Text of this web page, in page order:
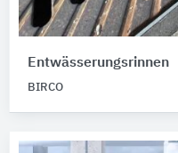
Entwässerungsrinnen
BIRCO